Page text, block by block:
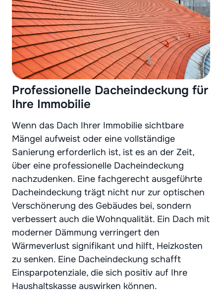
Professionelle Dacheindeckung für
Ihre Immobilie
Wenn das Dach Ihrer Immobilie sichtbare
Mängel aufweist oder eine vollständige
Sanierung erforderlich ist, ist es an der Zeit,
über eine professionelle Dacheindeckung
nachzudenken. Eine fachgerecht ausgeführte
Dacheindeckung trägt nicht nur zur optischen
Verschönerung des Gebäudes bei, sondern
verbessert auch die Wohnqualität. Ein Dach mit
moderner Dämmung verringert den
Wärmeverlust signifikant und hilft, Heizkosten
zu senken. Eine Dacheindeckung schafft
Einsparpotenziale, die sich positiv auf Ihre
Haushaltskasse auswirken können.